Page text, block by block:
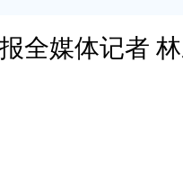
全媒体记者